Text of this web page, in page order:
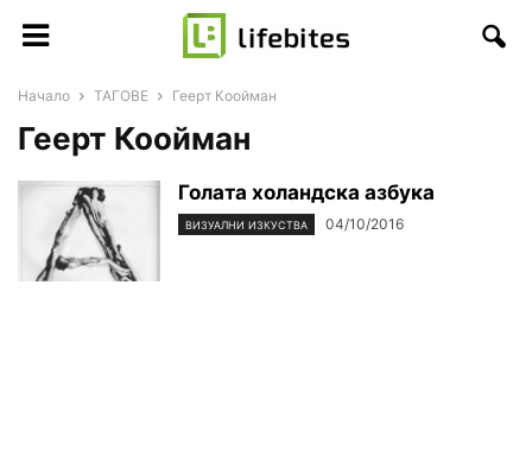
Начало ТАГОВЕ Геерт Коойман
Геерт Коойман
Голата холандска азбука
ВИЗУАЛНИ ИЗКУСТВА 04/10/2016